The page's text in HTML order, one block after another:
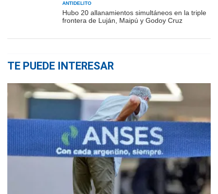
ANTIDELITO
Hubo 20 allanamientos simultáneos en la triple
frontera de Luján, Maipú y Godoy Cruz
TE PUEDE INTERESAR